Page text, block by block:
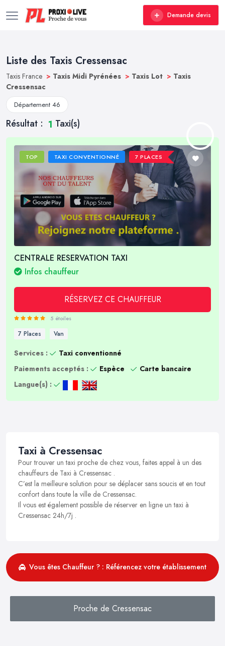
Demande devis
Liste des Taxis Cressensac
Taxis France > Taxis Midi Pyrénées > Taxis Lot > Taxis
Cressensac
Département 46
Résultat : 1 Taxi(s)
TOP TAXI CONVENTIONNÉ 7 PLACES
CENTRALE RESERVATION TAXI
Infos chauffeur
RÉSERVEZ CE CHAUFFEUR
5 étoiles
7 Places Van
Services :
Taxi conventionné
Paiements acceptés :
Espèce
Carte bancaire
Langue(s) :
Taxi à Cressensac
Pour trouver un taxi proche de chez vous, faites appel à un des
chauffeurs de Taxi à Cressensac .
C’est la meilleure solution pour se déplacer sans soucis et en tout
confort dans toute la ville de Cressensac.
Il vous est également possible de réserver en ligne un taxi à
Cressensac 24h/7j .
Vous êtes Chauffeur ? : Référencez votre établissement
Proche de Cressensac